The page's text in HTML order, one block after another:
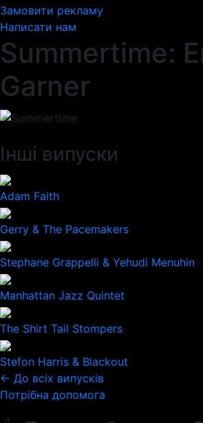
Замовити рекламу
Написати нам
Summertime:
Garner
Інші випуски
Adam Faith
Gerry & The Pacemakers
Stephane Grappelli & Yehudi Menuhin
Manhattan Jazz Quintet
The Shirt Tail Stompers
Stefon Harris & Blackout
← До всіх випусків
Потрібна допомога